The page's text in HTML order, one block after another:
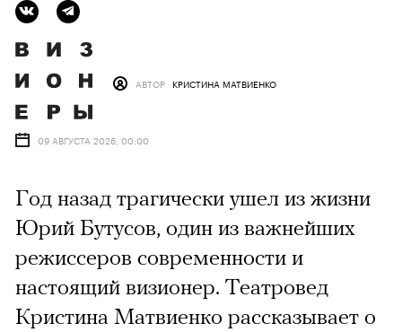
АВТОР КРИСТИНА МАТВИЕНКО
09 АВГУСТА 2026, 00:00
Год назад трагически ушел из жизни
Юрий Бутусов, один из важнейших
режиссеров современности и
настоящий визионер. Театровед
Кристина Матвиенко рассказывает о